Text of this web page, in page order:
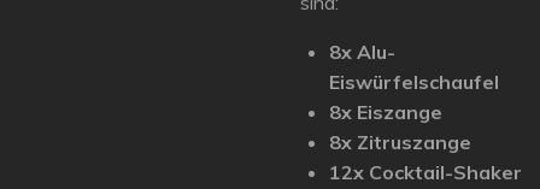
8x Alu-
Eiswürfelschaufel
8x Eiszange
8x Zitruszange
12x Cocktail-Shaker